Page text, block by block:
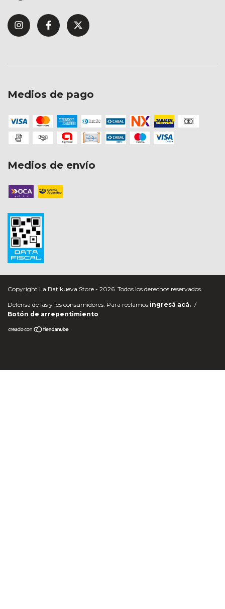
Medios de pago
Medios de envío
Copyright La Batikueva Store - 2026. Todos los derechos reservados.
Defensa de las y los consumidores. Para reclamos ingresá acá. /
Botón de arrepentimiento